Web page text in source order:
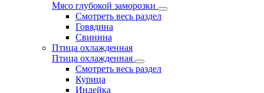
Мясо глубокой заморозки
Смотреть весь раздел
Говядина
Свинина
Птица охлажденная
Птица охлажденная
Смотреть весь раздел
Курица
Индейка